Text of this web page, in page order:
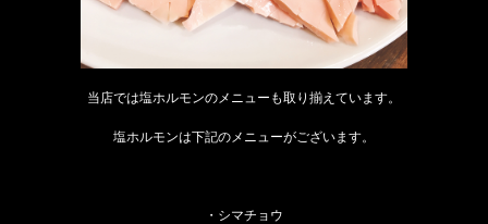
当店では塩ホルモンのメニューも取り揃えています。
塩ホルモンは下記のメニューがございます。
・シマチョウ